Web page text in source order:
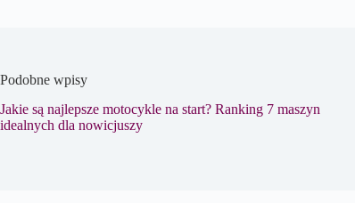
Podobne wpisy
Jakie są najlepsze motocykle na start? Ranking 7 maszyn
idealnych dla nowicjuszy